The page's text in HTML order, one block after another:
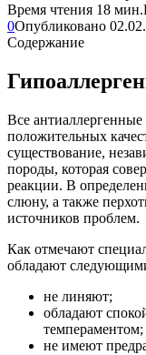
Время чтения 18 мин.
0Опубликовано
Содержание
Все
положительных
существование,
породы, которая
реакции. В
слюну, а также
источников проблем.
Как отмечают
обладают
не линяют;
обладают
темпераментом;
не имеют